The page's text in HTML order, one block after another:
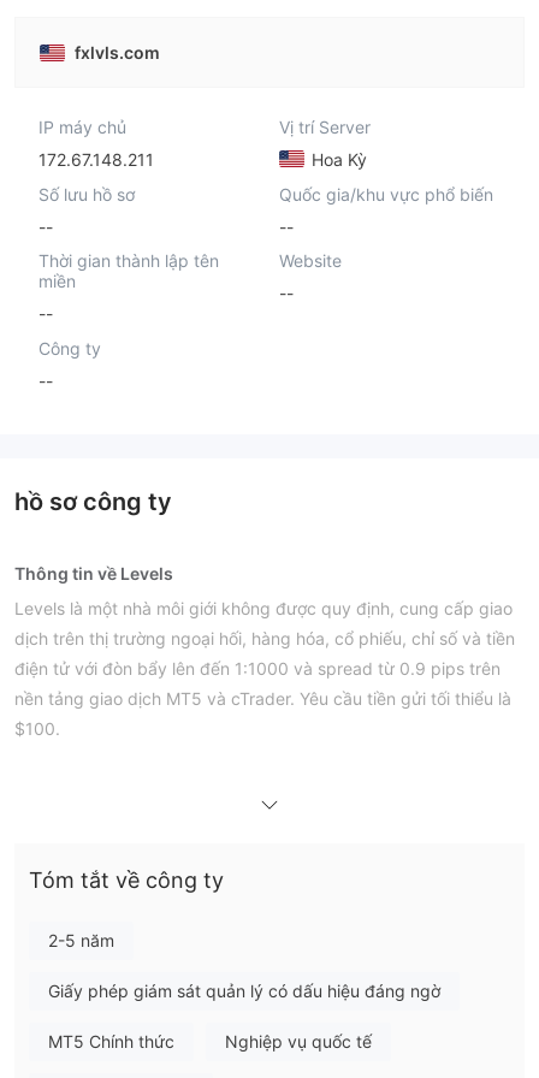
fxlvls.com
IP máy chủ
172.67.148.211
Vị trí Server
Hoa Kỳ
Số lưu hồ sơ
--
Quốc gia/khu vực phổ biến
--
Thời gian thành lập tên
miền
--
Website
--
Công ty
--
hồ sơ công ty
Thông tin về Levels
Levels là một nhà môi giới không được quy định, cung cấp giao
dịch trên thị trường ngoại hối, hàng hóa, cổ phiếu, chỉ số và tiền
điện tử với đòn bẩy lên đến 1:1000 và spread từ 0.9 pips trên
nền tảng giao dịch MT5 và cTrader. Yêu cầu tiền gửi tối thiểu là
$100.
không có quy định hợp lệ
Tôi có thể giao dịch gì trên Levels?
Levels cung cấp giao dịch trên thị trường ngoại hối, hàng hóa,
Dưới đây là bốn loại tài khoản mà Levels cung cấp:
Tóm tắt về công ty
2-5 năm
Giấy phép giám sát quản lý có dấu hiệu đáng ngờ
MT5 Chính thức Nghiệp vụ quốc tế